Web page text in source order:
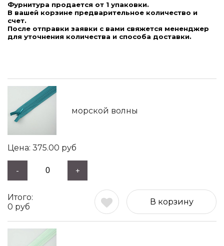
Фурнитура продается от 1 упаковки.
В вашей корзине предварительное количество и
счет.
После отправки заявки с вами свяжется мененджер
для уточнения количества и способа доставки.
морской волны
375.00 руб
- +
0 руб
В корзину